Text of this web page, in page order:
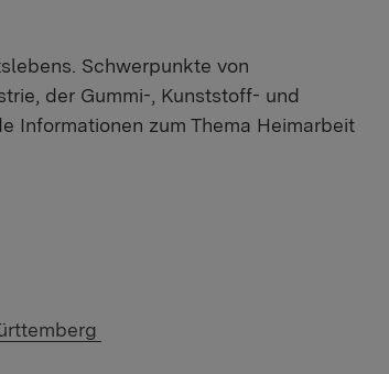
Schwerpunkte von
der Gummi-, Kunststoff- und
Informationen zum Thema Heimarbeit